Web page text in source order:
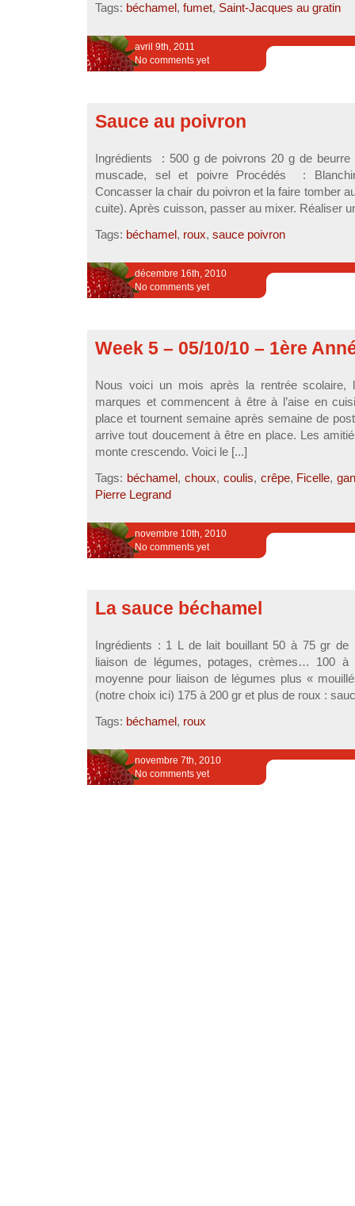
Tags: béchamel, fumet, Saint-Jacques au gratin
avril 9th, 2011
No comments yet
Sauce au poivron
Ingrédients : 500 g de poivrons 20 g de
muscade, sel et poivre Procédés :
Concasser la chair du poivron et la faire tomber
cuite). Après cuisson, passer au mixer. Réaliser
Tags: béchamel, roux, sauce poivron
décembre 16th, 2010
No comments yet
Week 5 – 05/10/10 – 1ère
Nous voici un mois après la rentrée scolaire,
marques et commencent à être à l’aise en
place et tournent semaine après semaine de
arrive tout doucement à être en place. Les
monte crescendo. Voici le [...]
Tags: béchamel, choux, coulis, crêpe, Ficelle,
Pierre Legrand
novembre 10th, 2010
No comments yet
La sauce béchamel
Ingrédients : 1 L de lait bouillant 50 à 75 gr de
liaison de légumes, potages, crèmes… 100
moyenne pour liaison de légumes plus «
(notre choix ici) 175 à 200 gr et plus de roux :
Tags: béchamel, roux
novembre 7th, 2010
No comments yet